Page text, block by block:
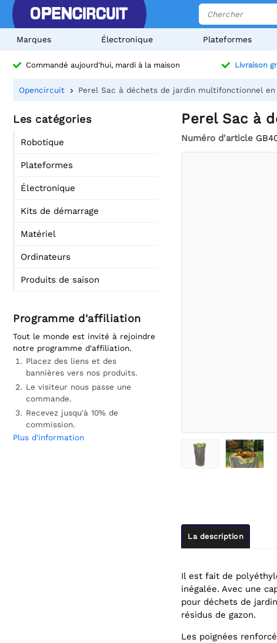
Marques Électronique Plateformes
Commandé aujourd'hui, mardi à la maison Livraison
Opencircuit Perel Sac à déchets de jardin multifonctionnel
Les catégories
Robotique
Plateformes
Électronique
Kits de démarrage
Matériel
Ordinateurs
Produits de saison
Programme d'affiliation
Tout le monde est invité à rejoindre
notre programme d'affiliation.
Placez des liens et des
bannières vers nos produits.
Le visiteur nous passe une
commande.
Recevez jusqu'à 10% de
commission.
Plus d'information
Perel Sac à
Numéro d'article
La description
Il est fait de
inégalée. Avec une
pour déchets de
résidus de gazon.
Les poignées